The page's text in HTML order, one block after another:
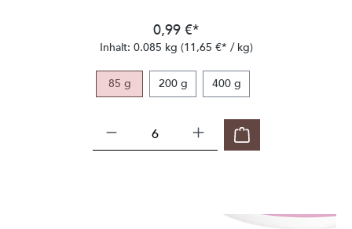
0,99 €*
Inhalt: 0.085 kg (11,65 €* / kg)
85 g 200 g 400 g